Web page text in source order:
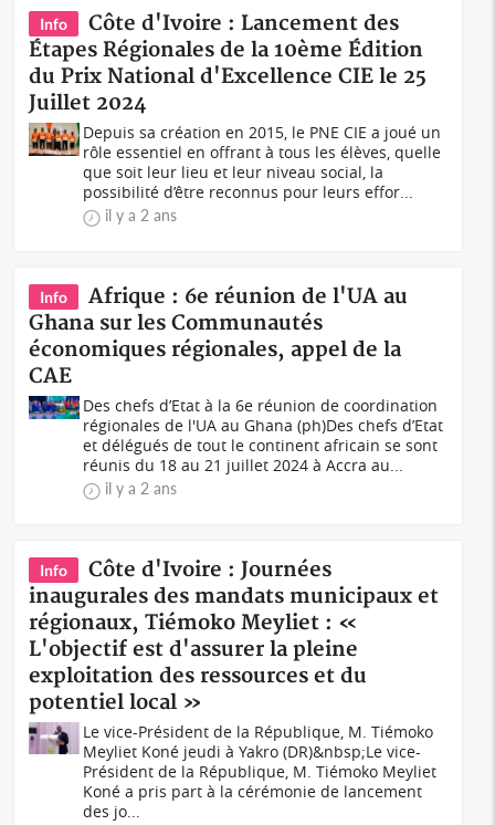
Info
Côte d'Ivoire : Lancement des
Étapes Régionales de la 10ème Édition
du Prix National d'Excellence CIE le 25
Juillet 2024
Depuis sa création en 2015, le PNE CIE a joué un
rôle essentiel en offrant à tous les élèves, quelle
que soit leur lieu et leur niveau social, la
possibilité d’être reconnus pour leurs effor...
il y a 2 ans
Info
Afrique : 6e réunion de l'UA au
Ghana sur les Communautés
économiques régionales, appel de la
CAE
Des chefs d’Etat à la 6e réunion de coordination
régionales de l'UA au Ghana (ph)Des chefs d’Etat
et délégués de tout le continent africain se sont
réunis du 18 au 21 juillet 2024 à Accra au...
il y a 2 ans
Info
Côte d'Ivoire : Journées
inaugurales des mandats municipaux et
régionaux, Tiémoko Meyliet : «
L'objectif est d'assurer la pleine
exploitation des ressources et du
potentiel local »
Le vice-Président de la République, M. Tiémoko
Meyliet Koné jeudi à Yakro (DR)&nbsp;Le vice-
Président de la République, M. Tiémoko Meyliet
Koné a pris part à la cérémonie de lancement
des jo...